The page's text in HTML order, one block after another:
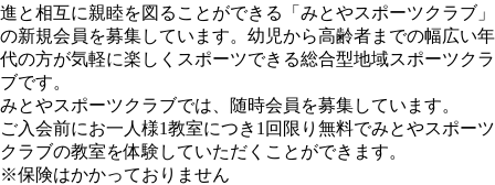
進と相互に親睦を図ることができる「みとやスポーツクラブ」
の新規会員を募集しています。幼児から高齢者までの幅広い年
代の方が気軽に楽しくスポーツできる総合型地域スポーツクラ
ブです。
みとやスポーツクラブでは、随時会員を募集しています。
ご入会前にお一人様1教室につき1回限り無料でみとやスポーツ
クラブの教室を体験していただくことができます。
※保険はかかっておりません